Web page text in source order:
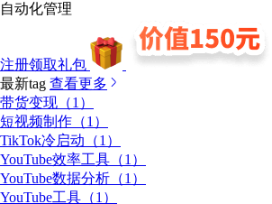
自动化管理
注册领取礼包
最新tag 查看更多
带货变现（1）
短视频制作（1）
TikTok冷启动（1）
YouTube效率工具（1）
YouTube数据分析（1）
YouTube工具（1）